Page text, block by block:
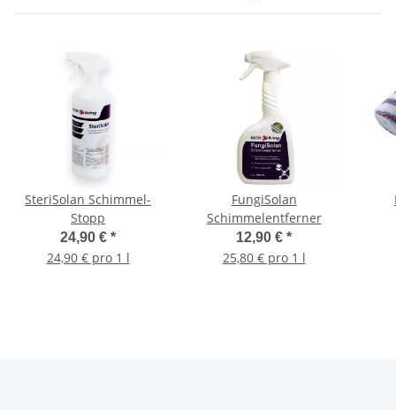
SteriSolan Schimmel-
Stopp
24,90 € *
24,90 € pro 1 l
FungiSolan
Schimmelentferner
12,90 € *
25,80 € pro 1 l